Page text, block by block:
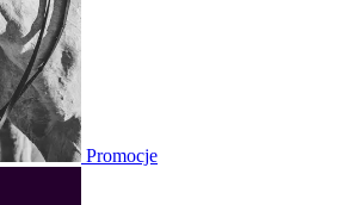
Promocje